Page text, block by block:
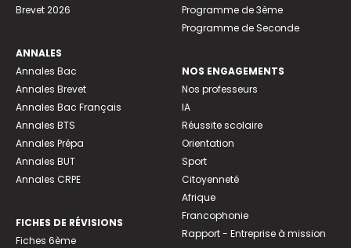
Brevet 2026
ANNALES
Annales Bac
Annales Brevet
Annales Bac Français
Annales BTS
Annales Prépa
Annales BUT
Annales CRPE
FICHES DE RÉVISIONS
Fiches 6ème
Programme de 3ème
Programme de Seconde
NOS ENGAGEMENTS
Nos professeurs
IA
Réussite scolaire
Orientation
Sport
Citoyenneté
Afrique
Francophonie
Rapport - Entreprise à mission